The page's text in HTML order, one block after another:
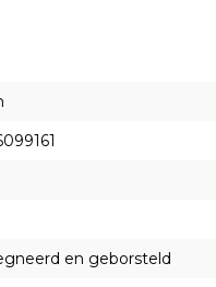
en geborsteld